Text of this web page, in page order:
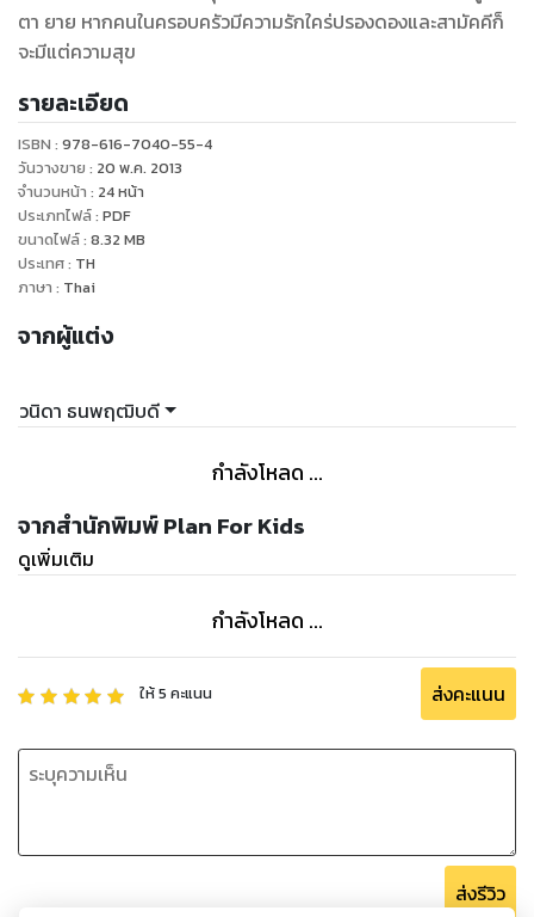
ตา ยาย หากคนในครอบครัวมีความรักใคร่ปรองดองและสามัคคีก็
จะมีแต่ความสุข
รายละเอียด
ISBN : 978-616-7040-55-4
วันวางขาย : 20 พ.ค. 2013
จำนวนหน้า : 24หน้า
ประเภทไฟล์: PDF
ขนาดไฟล์: 8.32 MB
ประเทศ: TH
ภาษา : Thai
จากผู้แต่ง
วนิดา ธนพฤฒิบดี
กำลังโหลด ...
จากสำนักพิมพ์ Plan For Kids
ดูเพิ่มเติม
กำลังโหลด ...
ให้5 คะแนน ส่งคะแนน
ส่งรีวิว